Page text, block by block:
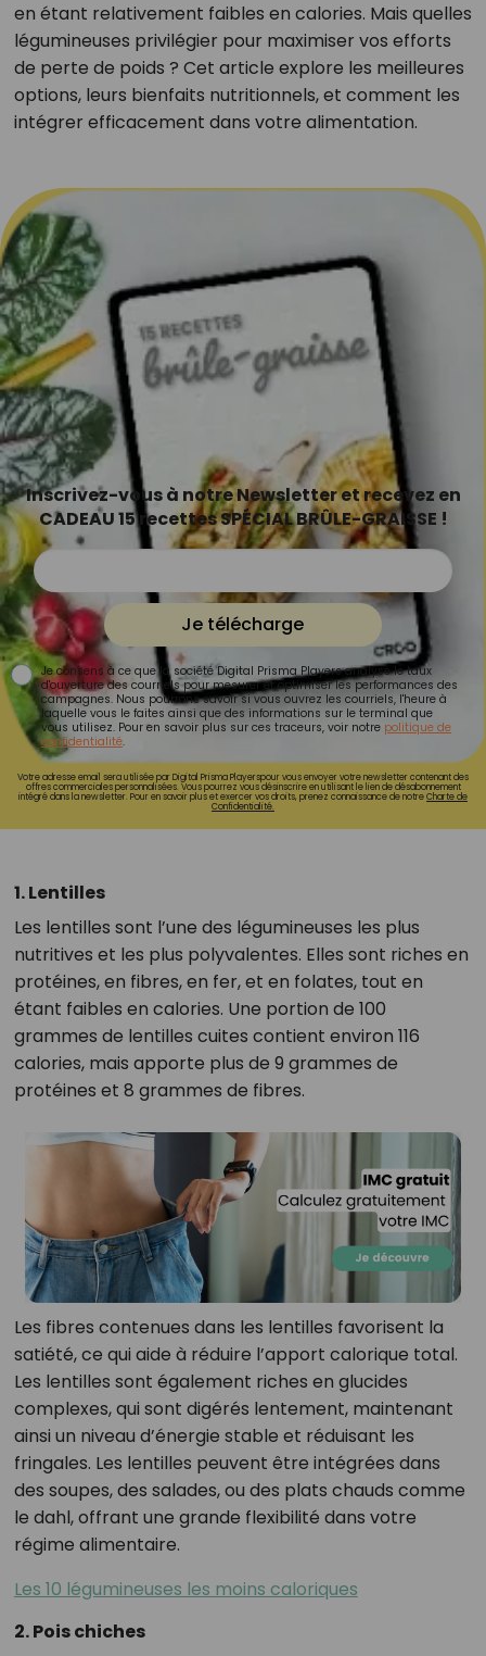
en étant relativement faibles en calories. Mais quelles
légumineuses privilégier pour maximiser vos efforts
de perte de poids ? Cet article explore les meilleures
options, leurs bienfaits nutritionnels, et comment les
intégrer efficacement dans votre alimentation.
Inscrivez-vous à notre Newsletter et recevez en
CADEAU 15 recettes SPÉCIAL BRÛLE-GRAISSE !
Je télécharge
Je consens à ce que la société Digital Prisma Players analyse le taux
d'ouverture des courriels pour mesurer et optimiser les performances des
campagnes. Nous pourrons savoir si vous ouvrez les courriels, l'heure à
laquelle vous le faites ainsi que des informations sur le terminal que
vous utilisez. Pour en savoir plus sur ces traceurs, voir notre politique de
confidentialité.
Votre adresse email sera utilisée par Digital Prisma Playerspour vous envoyer votre newsletter contenant des
offres commerciales personnalisées. Vous pourrez vous désinscrire en utilisant le lien de désabonnement
intégré dans la newsletter. Pour en savoir plus et exercer vos droits, prenez connaissance de notreCharte de
Confidentialité.
1. Lentilles
Les lentilles sont l’une des légumineuses les plus
nutritives et les plus polyvalentes. Elles sont riches en
protéines, en fibres, en fer, et en folates, tout en
étant faibles en calories. Une portion de 100
grammes de lentilles cuites contient environ 116
calories, mais apporte plus de 9 grammes de
protéines et 8 grammes de fibres.
Les fibres contenues dans les lentilles favorisent la
satiété, ce qui aide à réduire l’apport calorique total.
Les lentilles sont également riches en glucides
complexes, qui sont digérés lentement, maintenant
ainsi un niveau d’énergie stable et réduisant les
fringales. Les lentilles peuvent être intégrées dans
des soupes, des salades, ou des plats chauds comme
le dahl, offrant une grande flexibilité dans votre
régime alimentaire.
Les 10 légumineuses les moins caloriques
2. Pois chiches